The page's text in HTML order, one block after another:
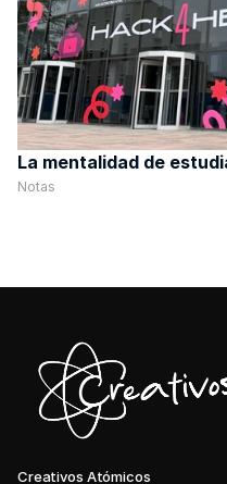
La mentalidad de
Notas
Creativos Atómicos